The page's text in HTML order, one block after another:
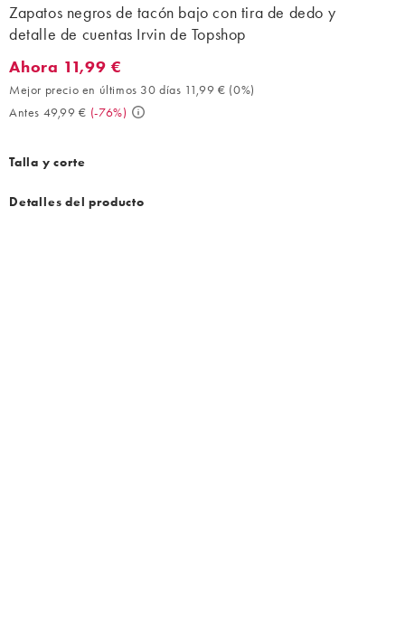
Zapatos negros de tacón bajo con tira de dedo y
detalle de cuentas Irvin de Topshop
Ahora 11,99 €. Mejor precio en últimos 30 días 11,99 € (0%).
Ahora 11,99 €
Mejor precio en últimos 30 días 11,99 € (0%)
Antes 49,99 € (-76%)
Talla y corte
Detalles del producto